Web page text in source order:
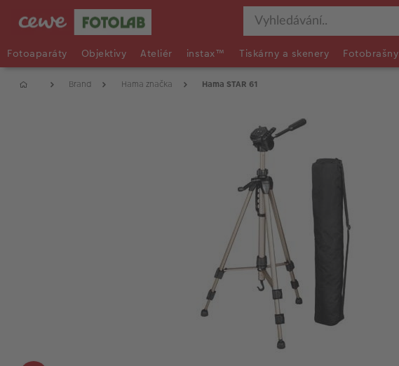
Fotoaparáty Objektivy Ateliér instax™ Tiskárny a skenery Fotobrašny
Brand Hama značka Hama STAR 61